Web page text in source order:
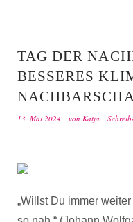
TAG DER
BESSERES
13. Mai 2024 von Katja
„Willst Du immer